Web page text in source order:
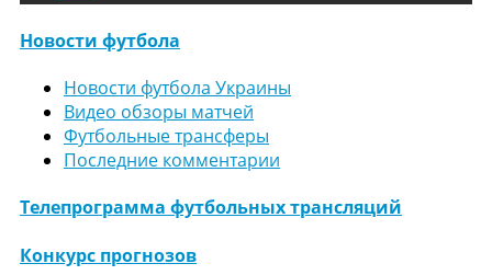
Новости футбола
Новости футбола Украины
Видео обзоры матчей
Футбольные трансферы
Последние комментарии
Телепрограмма футбольных трансляций
Конкурс прогнозов